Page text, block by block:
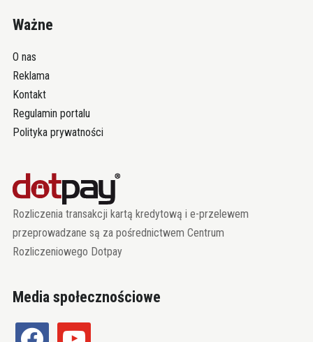
Ważne
O nas
Reklama
Kontakt
Regulamin portalu
Polityka prywatności
Rozliczenia transakcji kartą kredytową i e-przelewem
przeprowadzane są za pośrednictwem Centrum
Rozliczeniowego Dotpay
Media społecznościowe
facebook youtube